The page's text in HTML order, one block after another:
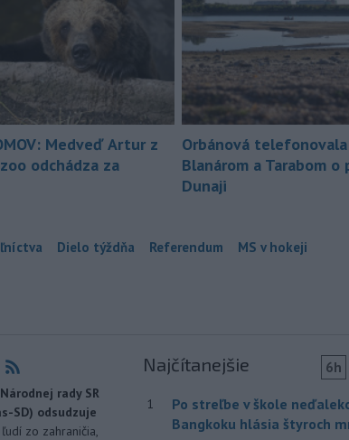
Medveď Artur z
odchádza za
Orbánová
Blanárom a Tarabom o
Dunaji
Dielo týždňa Referendum MS v hokeji
rady SR
SD) odsudzuje
zo zahraničia,
Najčítanejšie 6h
1
Po streľbe v škole
Bangkoku hlásia štyroch